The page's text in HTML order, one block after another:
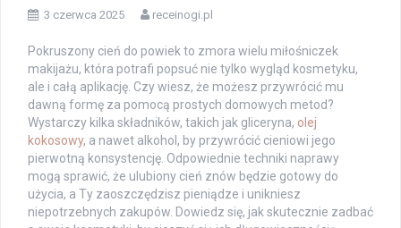
3 czerwca 2025 receinogi.pl
Pokruszony cień do powiek to zmora wielu miłośniczek
makijażu, która potrafi popsuć nie tylko wygląd kosmetyku,
ale i całą aplikację. Czy wiesz, że możesz przywrócić mu
dawną formę za pomocą prostych domowych metod?
Wystarczy kilka składników, takich jak gliceryna, olej
kokosowy, a nawet alkohol, by przywrócić cieniowi jego
pierwotną konsystencję. Odpowiednie techniki naprawy
mogą sprawić, że ulubiony cień znów będzie gotowy do
użycia, a Ty zaoszczędzisz pieniądze i unikniesz
niepotrzebnych zakupów. Dowiedz się, jak skutecznie zadbać